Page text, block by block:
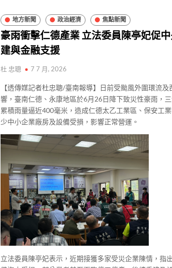
地方新聞 政治經濟 焦點新聞
豪雨衝擊仁德產業 立法委員陳亭妃促
建與金融支援
杜 忠聰 7 7 月, 2026
【透傳媒記者杜忠聰/臺南報導】日前受颱風外圍環流
響，臺南仁德、永康地區於6月26日降下致災性豪雨，
累積雨量逼近400毫米，造成仁德太乙工業區、保安工
少中小企業廠房及設備受損，影響正常營運。
立法委員陳亭妃表示，近期接獲多家受災企業陳情，指